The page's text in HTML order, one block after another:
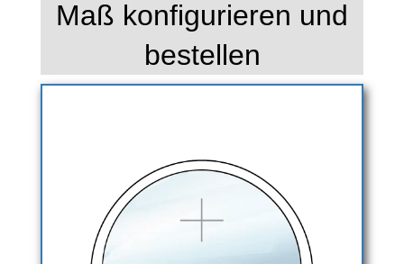
Maß konfigurieren und
bestellen